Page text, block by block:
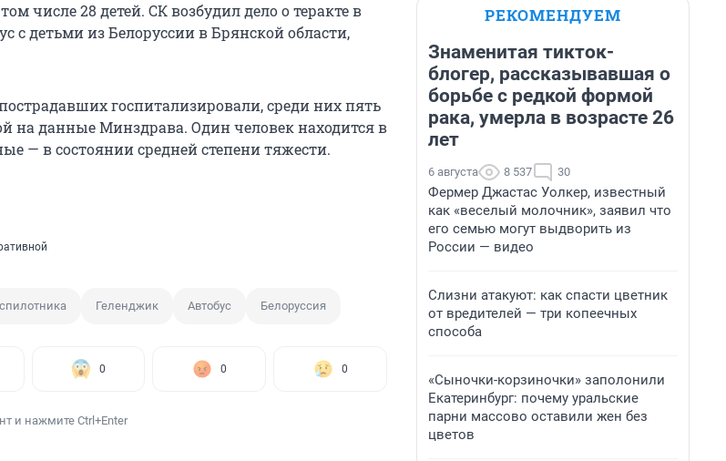
числе 28 детей. СК возбудил дело о теракте в
с детьми из Белоруссии в Брянской области,
госпитализировали, среди них пять
на данные Минздрава. Один человек находится в
— в состоянии средней степени тяжести.
Геленджик Автобус Белоруссия
0 0 0
и нажмите Ctrl+Enter
РЕКОМЕНДУЕМ
Знаменитая тикток-
блогер, рассказывавшая о
борьбе с редкой формой
рака, умерла в возрасте 26
лет
6 августа 8 537 30
Фермер Джастас Уолкер, известный
как «веселый молочник», заявил что
его семью могут выдворить из
России — видео
Слизни атакуют: как спасти цветник
от вредителей — три копеечных
способа
«Сыночки-корзиночки» заполонили
Екатеринбург: почему уральские
парни массово оставили жен без
цветов